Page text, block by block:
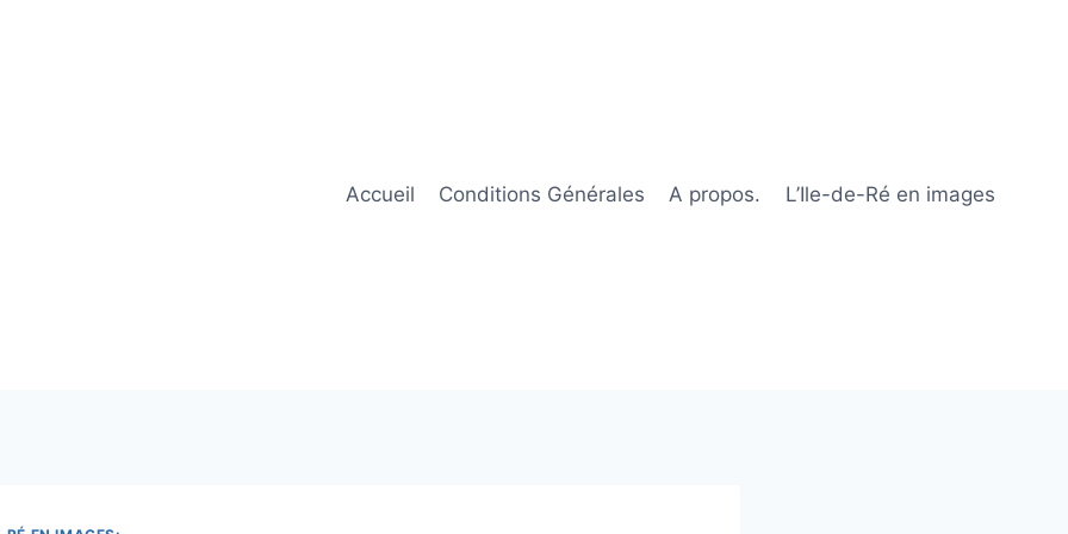
Accueil Conditions Générales A propos. L’Ile-de-Ré en images